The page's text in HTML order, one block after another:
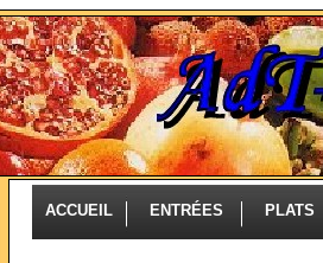
ACCUEIL ENTRÉES PLATS